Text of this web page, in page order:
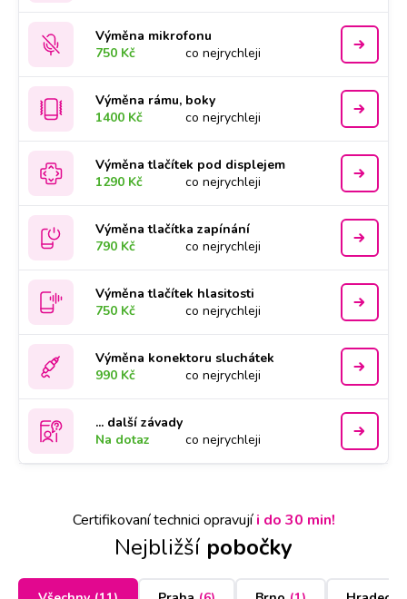
Výměna mikrofonu
750 Kč
co nejrychleji
Výměna rámu, boky
1400 Kč
co nejrychleji
Výměna tlačítek pod displejem
1290 Kč
co nejrychleji
Výměna tlačítka zapínání
790 Kč
co nejrychleji
Výměna tlačítek hlasitosti
750 Kč
co nejrychleji
Výměna konektoru sluchátek
990 Kč
co nejrychleji
... další závady
Na dotaz
co nejrychleji
Certifikovaní technici opravujíi do 30 min!
Nejbližší pobočky